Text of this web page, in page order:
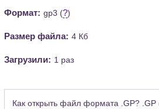
Формат: gp3 (?)
Размер файла: 4 Кб
Загрузили: 1 раз
Как открыть файл формата .GP? .GP